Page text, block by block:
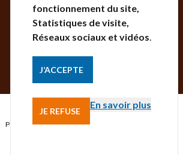
fonctionnement du site,
Statistiques de visite,
Réseaux sociaux et vidéos.
J’ACCEPTE
JE REFUSE
En savoir plus
Mentions légales
Politique de confidentialité